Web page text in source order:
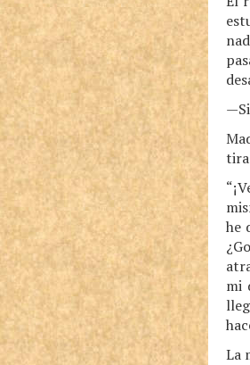
he
mi
La